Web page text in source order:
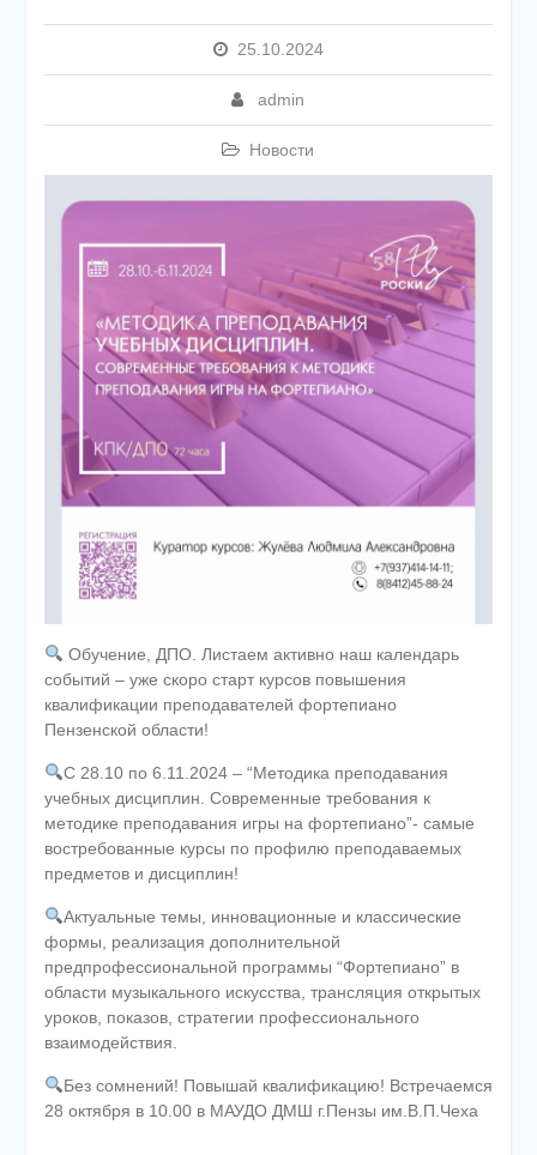
25.10.2024
admin
Новости
Обучение, ДПО. Листаем активно наш календарь
событий – уже скоро старт курсов повышения
квалификации преподавателей фортепиано
Пензенской области!
С 28.10 по 6.11.2024 – “Методика преподавания
учебных дисциплин. Современные требования к
методике преподавания игры на фортепиано”- самые
востребованные курсы по профилю преподаваемых
предметов и дисциплин!
Актуальные темы, инновационные и классические
формы, реализация дополнительной
предпрофессиональной программы “Фортепиано” в
области музыкального искусства, трансляция открытых
уроков, показов, стратегии профессионального
взаимодействия.
Без сомнений! Повышай квалификацию! Встречаемся
28 октября в 10.00 в МАУДО ДМШ г.Пензы им.В.П.Чеха